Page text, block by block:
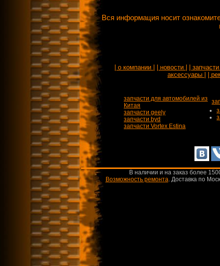
Вся информация носит
| о компании | | новости |
|
аксессуары |
|
запчасти для автомобилей из
Китая
запчасти geely
запчасти byd
запчасти Vortex Estina
В наличии и на заказ более
Возможность ремонта.Доставка по